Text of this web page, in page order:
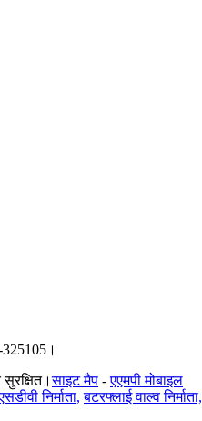
सुरक्षित।साइट मैप -एएमपी मोबाइल
निर्माता, बटरफ्लाई वाल्व निर्माता,